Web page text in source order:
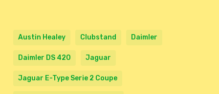
Austin Healey Clubstand Daimler
Daimler DS 420 Jaguar
Jaguar E-Type Serie 2 Coupe